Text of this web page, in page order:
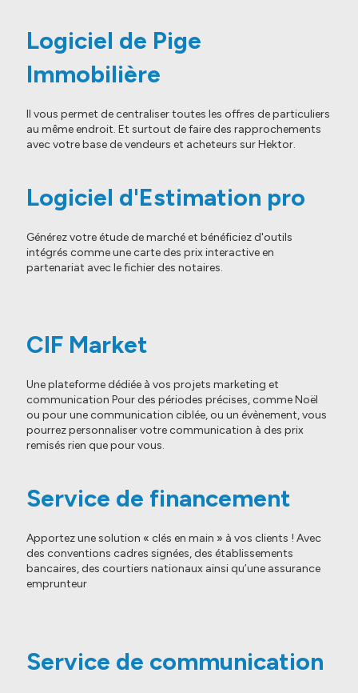
Logiciel de Pige
Immobilière
Il vous permet de centraliser toutes les offres de particuliers
au même endroit. Et surtout de faire des rapprochements
avec votre base de vendeurs et acheteurs sur Hektor.
Logiciel d'Estimation pro
Générez votre étude de marché et bénéficiez d'outils
intégrés comme une carte des prix interactive en
partenariat avec le fichier des notaires.
CIF Market
Une plateforme dédiée à vos projets marketing et
communication Pour des périodes précises, comme Noël
ou pour une communication ciblée, ou un évènement, vous
pourrez personnaliser votre communication à des prix
remisés rien que pour vous.
Service de financement
Apportez une solution « clés en main » à vos clients ! Avec
des conventions cadres signées, des établissements
bancaires, des courtiers nationaux ainsi qu’une assurance
emprunteur
Service de communication